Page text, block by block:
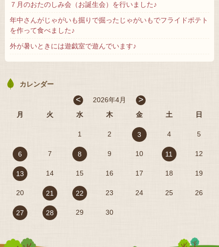
７月のおたのしみ会（お誕生会）を行いました♪
年中さんがじゃがいも掘りで掘ったじゃがいもでフライドポテト
を作って食べました♪
外が暑いときには遊戯室で遊んでいます♪
カレンダー
< 2026年4月 >
月 火 水 木 金 土 日
1 2 3 4 5
6 7 8 9 10 11 12
13 14 15 16 17 18 19
20 21 22 23 24 25 26
27 28 29 30